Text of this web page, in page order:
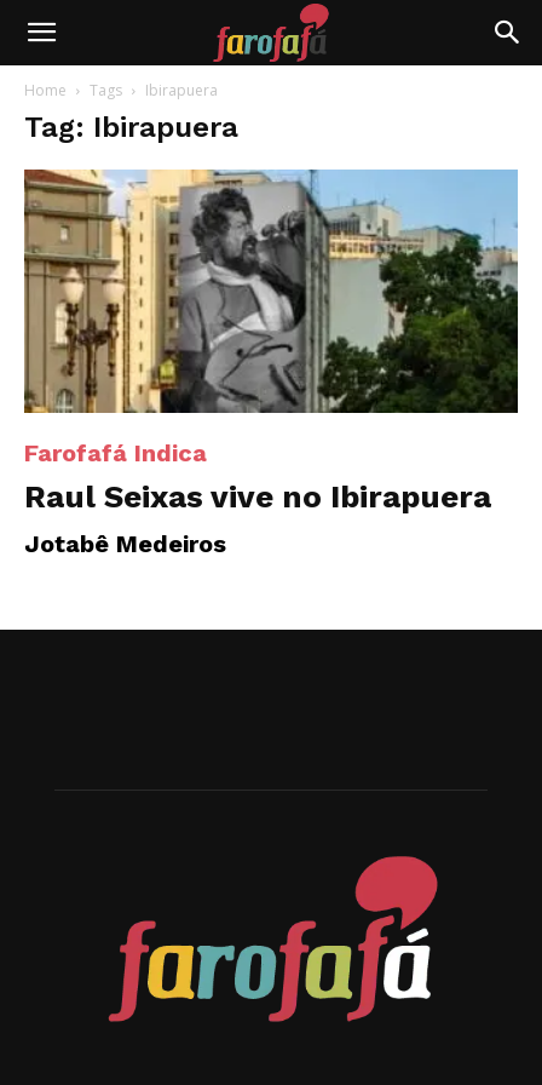
Farofafá
Home Tags Ibirapuera
Tag: Ibirapuera
Farofafá Indica
Raul Seixas vive no Ibirapuera
Jotabê Medeiros